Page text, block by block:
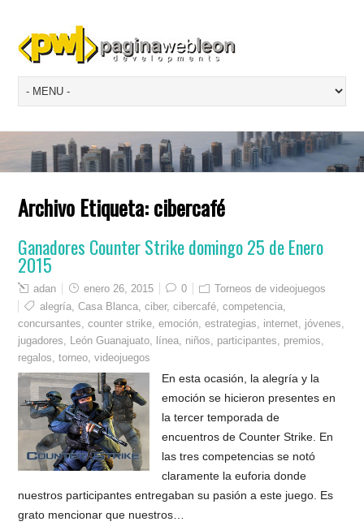
Archivo Etiqueta:cibercafé
Ganadores Counter Strike domingo 25 de Enero
2015
adan enero 26, 2015 0
Torneos de videojuegos
alegría ,Casa Blanca ,ciber,cibercafé ,competencia
concursantes ,counter strike ,emoción ,estrategias internet jóvenes
jugadores
León Guanajuato línea niños participantes premios
regalos ,torneo ,videojuegos
En esta ocasión, la alegría y la
emoción se hicieron presentes en
la tercer temporada de
encuentros de Counter Strike. En
las tres competencias se notó
claramente la euforia donde
nuestros participantes entregaban su pasión a este juego. Es
grato mencionar que nuestros…